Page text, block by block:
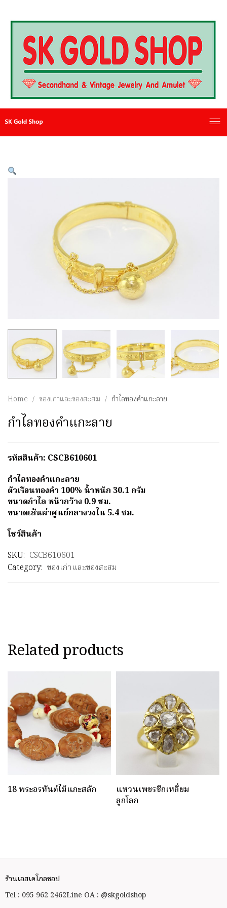
Home / ของเก่าและของสะสม / กำไลทองคำแกะลาย
กำไลทองคำแกะลาย
รหัสสินค้า: CSCB610601
กำไลทองคำแกะลาย
ตัวเรือนทองคำ 100% น้ำหนัก 30.1 กรัม
ขนาดกำไล หน้ากว้าง 0.9 ซม.
ขนาดเส้นผ่าศูนย์กลางวงใน 5.4 ซม.
โชว์สินค้า
SKU: CSCB610601
Category: ของเก่าและของสะสม
Related products
18 พระอรหันต์ไม้แกะสลัก
แหวนเพชรซีกเหลี่ยม
ลูกโลก
ร้านเอสเคโกลชอป
Tel : 095 962 2462Line OA : @skgoldshop